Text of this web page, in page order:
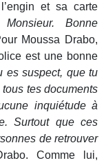
et sa carte
Bonne
Moussa Drabo,
est une bonne
es suspect, que tu
tous tes documents
inquiétude à
Surtout que ces
de retrouver
Comme lui,